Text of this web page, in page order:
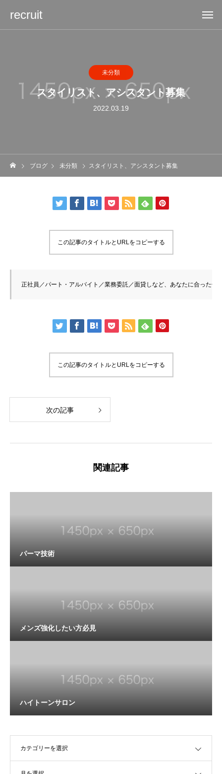
recruit
未分類
スタイリスト、アシスタント募集
2022.03.19
ブログ 未分類 スタイリスト、アシスタント募集
この記事のタイトルとURLをコピーする
正社員／パート・アルバイト／業務委託／面貸しなど、あなたに合った
この記事のタイトルとURLをコピーする
次の記事
関連記事
パーマ技術
メンズ強化したい方必見
ハイトーンサロン